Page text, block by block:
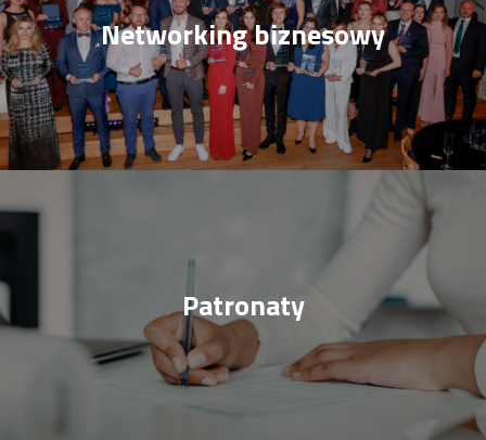
Networking biznesowy
Patronaty